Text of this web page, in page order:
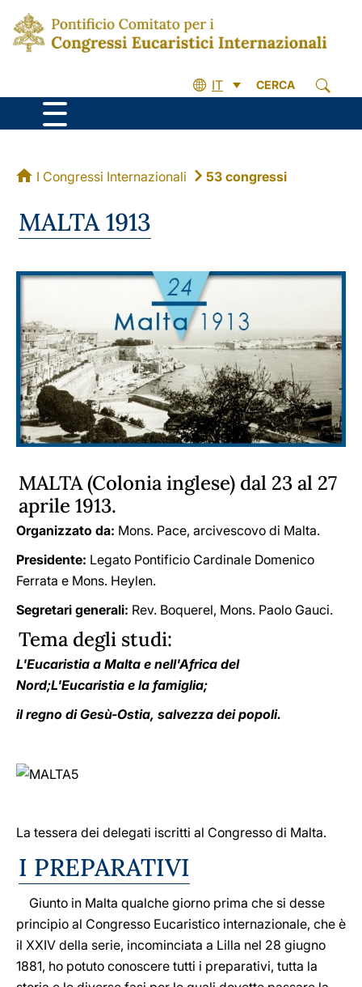
IT CERCA
I Congressi Internazionali 53 congressi
MALTA 1913
MALTA (Colonia inglese) dal 23 al 27
aprile 1913.
Organizzato da: Mons. Pace, arcivescovo di Malta.
Presidente: Legato Pontificio Cardinale Domenico
Ferrata e Mons. Heylen.
Segretari generali: Rev. Boquerel, Mons. Paolo Gauci.
Tema degli studi:
L'Eucaristia a Malta e nell'Africa del
Nord;L'Eucaristia e la famiglia;
il regno di Gesù-Ostia, salvezza dei popoli.
La tessera dei delegati iscritti al Congresso di Malta.
I PREPARATIVI
Giunto in Malta qualche giorno prima che si desse
principio al Congresso Eucaristico internazionale, che è
il XXIV della serie, incominciata a Lilla nel 28 giugno
1881, ho potuto conoscere tutti i preparativi, tutta la